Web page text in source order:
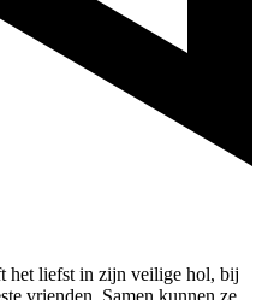
het liefst in zijn veilige hol, bij